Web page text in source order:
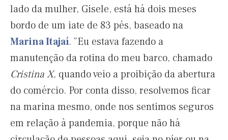
lado da mulher, Gisele, está há dois meses
bordo de um iate de 83 pés, baseado na
Marina Itajaí. “Eu estava fazendo a
manutenção da rotina do meu barco, chamado
Cristina X, quando veio a proibição da abertura
do comércio. Por conta disso, resolvemos ficar
na marina mesmo, onde nos sentimos seguros
em relação à pandemia, porque não há